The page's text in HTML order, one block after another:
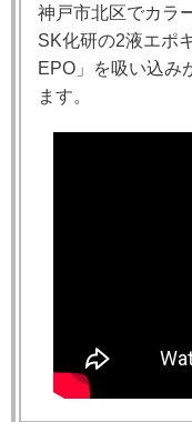
神戸市北区でカラ
SK化研の2液エポ
EPO」を吸い込み
ます。